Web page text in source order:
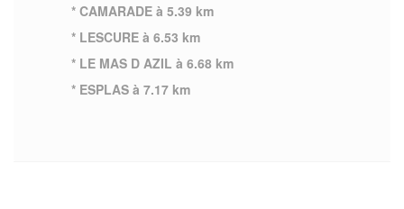
* CAMARADE à 5.39 km
* LESCURE à 6.53 km
* LE MAS D AZIL à 6.68 km
* ESPLAS à 7.17 km